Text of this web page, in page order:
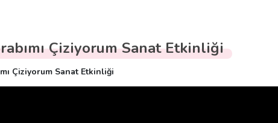
Çiziyorum Sanat Etkinliği
Çiziyorum Sanat Etkinliği